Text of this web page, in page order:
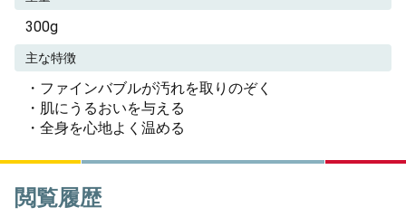
300g
主な特徴
・ファインバブルが汚れを取りのぞく
・肌にうるおいを与える
・全身を心地よく温める
閲覧履歴